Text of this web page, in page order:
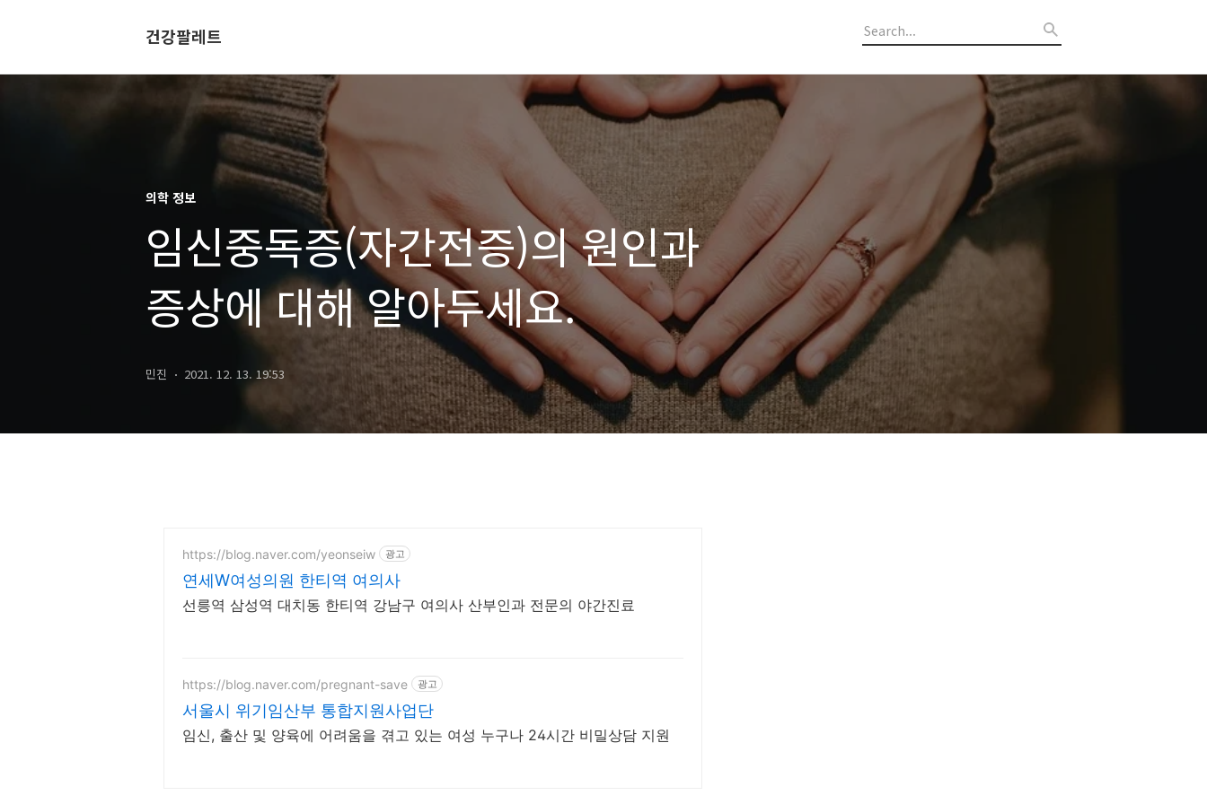
건강팔레트
의학 정보
임신중독증(자간전증)의 원인과
증상에 대해 알아두세요.
민진 2021. 12. 13. 19:53
https://blog.naver.com/yeonseiw 광고
연세W여성의원 한티역 여의사
선릉역 삼성역 대치동 한티역 강남구 여의사 산부인과 전문의 야간진료
https://blog.naver.com/pregnant-save 광고
서울시 위기임산부 통합지원사업단
임신, 출산 및 양육에 어려움을 겪고 있는 여성 누구나 24시간 비밀상담 지원